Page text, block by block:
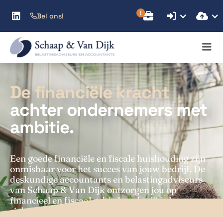
Bel ons!
  
Definanciële kracht
achter ondernemersmet
ambitie.
Een goedefinanciële en fiscale huishoudingzijn
onmisbaarvoorhet succesvan jouw bedrijf. De
deskundigeaccountants en belastingadviseurs
van Schaap&Van Dijkontzorgen jouop
financieelenfiscaalgebied,zodatjijjekunt
richten